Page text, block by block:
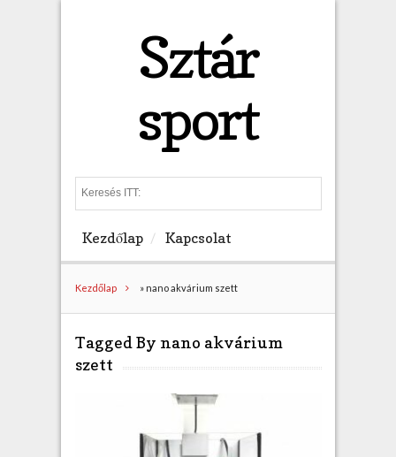
Sztár
sport
e
h
Kezdőlap Kapcsolat
Kezdőlap » nano akvárium szett
Tagged By nano akvárium
szett